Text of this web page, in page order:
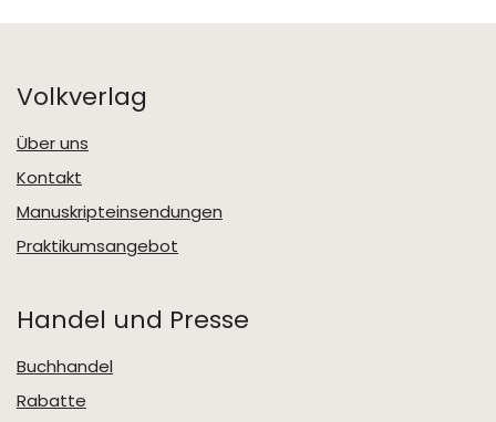
Volkverlag
Über uns
Kontakt
Manuskripteinsendungen
Praktikumsangebot
Handel und Presse
Buchhandel
Rabatte